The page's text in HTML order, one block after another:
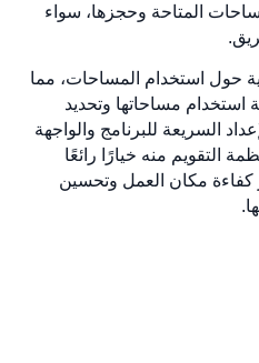
المتاحة وحجزها، سواء
حول استخدام المساحات، مما
استخدام مساحاتها وتحديد
السريعة للبرنامج والواجهة
التقويم منه خيارًا رائعًا
كفاءة مكان العمل وتحسين